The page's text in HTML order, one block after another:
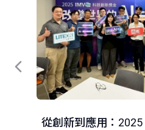
從創新到應用：